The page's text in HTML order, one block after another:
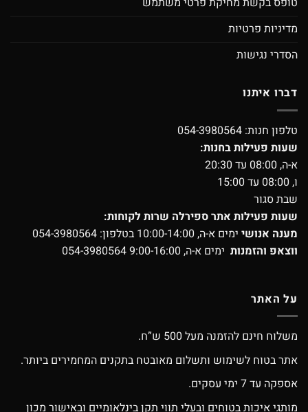
מדיניות פרטיות
הסדרי נגישות
דברו איתנו
טלפון חנות: 054-3980564
שעות פעילות בחנות:
א-ה, 08:00 עד 20:30
ו, 08:00 עד 15:00
שבת סגור
שעות פעילות אתר ספירלה שרות לקוחות:
מענה אנושי ימים א-ה, 10:00-14:00 בטלפון:
054-3980564
ווצאפ והזמנות ימים א-ה, 9:00-16:00 054-3980564
על האתר
משלוח חינם להזמנה מעל 500 ש”ח.
אתר בטוח לשימוש ותשלום מאובטח בתקנים המחמירים ביותר.
אספקה עד 7 ימי עסקים.
מותגי איכות בטוחים ובעלי תווי תקן בינלאומיים ובאישור מכון